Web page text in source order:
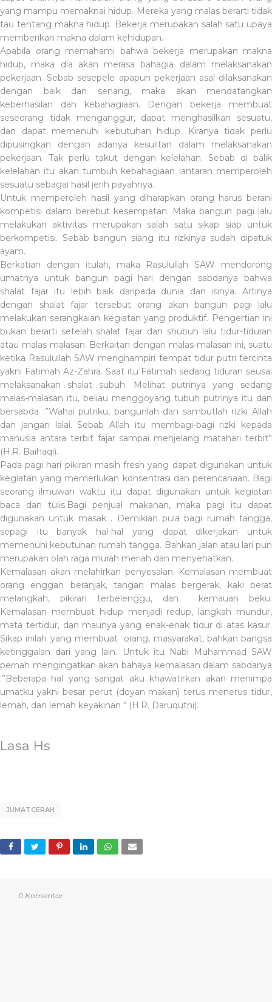
yang mampu memaknai hidup. Mereka yang malas berarti tidak
tau tentang makna hidup. Bekerja merupakan salah satu upaya
memberikan makna dalam kehidupan.
Apabila orang memahami bahwa bekerja merupakan makna
hidup, maka dia akan merasa bahagia dalam melaksanakan
pekerjaan. Sebab sesepele apapun pekerjaan asal dilaksanakan
dengan baik dan senang, maka akan mendatangkan
keberhasilan dan kebahagiaan. Dengan bekerja membuat
seseorang tidak menganggur, dapat menghasilkan sesuatu,
dan dapat memenuhi kebutuhan hidup. Kiranya tidak perlu
dipusingkan dengan adanya kesulitan dalam melaksanakan
pekerjaan. Tak perlu takut dengan kelelahan. Sebab di balik
kelelahan itu akan tumbuh kebahagiaan lantaran memperoleh
sesuatu sebagai hasil jerih payahnya.
Untuk memperoleh hasil yang diharapkan orang harus berani
kompetisi dalam berebut kesempatan. Maka bangun pagi lalu
melakukan aktivitas merupakan salah satu sikap siap untuk
berkompetisi. Sebab bangun siang itu rizkinya sudah dipatuk
ayam.
Berkatian dengan itulah, maka Rasulullah SAW mendorong
umatnya untuk bangun pagi hari dengan sabdanya bahwa
shalat fajar itu lebih baik daripada dunia dan isinya. Artinya
dengan shalat fajar tersebut orang akan bangun pagi lalu
melakukan serangkaian kegiatan yang produktif. Pengertian ini
bukan berarti setelah shalat fajar dan shubuh lalu tidur-tiduran
atau malas-malasan. Berkaitan dengan malas-malasan ini, suatu
ketika Rasulullah SAW menghampiri tempat tidur putri tercinta
yakni Fatimah Az-Zahra. Saat itu Fatimah sedang tiduran seusai
melaksanakan shalat subuh. Melihat putrinya yang sedang
malas-malasan itu, beliau menggoyang tubuh putrinya itu dan
bersabda :”Wahai putriku, bangunlah dan sambutlah rizki Allah
dan jangan lalai. Sebab Allah itu membagi-bagi rizki kepada
manusia antara terbit fajar sampai menjelang matahari terbit”
(H.R. Baihaqi).
Pada pagi hari pikiran masih fresh yang dapat digunakan untuk
kegiatan yang memerlukan konsentrasi dan perencanaan. Bagi
seorang ilmuwan waktu itu dapat digunakan untuk kegiatan
baca dan tulis.Bagi penjual makanan, maka pagi itu dapat
digunakan untuk masak . Demikian pula bagi rumah tangga,
sepagi itu banyak hal-hal yang dapat dikerjakan untuk
memenuhi kebutuhan rumah tangga. Bahkan jalan atau lari pun
merupakan olah raga murah meriah dan menyehatkan.
Kemalasan akan melahirkan penyesalan. Kemalasan membuat
orang enggan beranjak, tangan malas bergerak, kaki berat
melangkah, pikiran terbelenggu, dan
kemauan beku.
Kemalasan membuat hidup menjadi redup, langkah mundur,
mata tertidur, dan maunya yang enak-enak tidur di atas kasur.
Sikap inilah yang membuat
orang, masyarakat, bahkan bangsa
ketinggalan dari yang lain. Untuk itu Nabi Muhammad SAW
pernah mengingatkan akan bahaya kemalasan dalam sabdanya
:”Beberapa hal yang sangat aku khawatirkan akan menimpa
umatku yakni besar perut (doyan makan) terus menerus tidur,
lemah, dan lemah keyakinan “ (H.R. Daruqutni).
Lasa Hs
JUMATCERAH
0 Komentar